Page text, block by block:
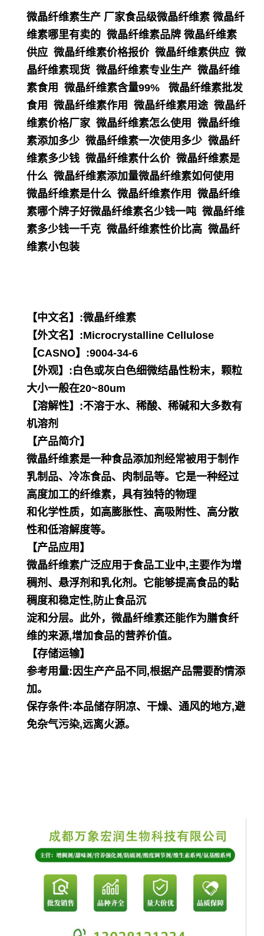
微晶纤维素生产 厂家食品级微晶纤维素 微晶纤
维素哪里有卖的 微晶纤维素品牌 微晶纤维素
供应 微晶纤维素价格报价 微晶纤维素供应 微
晶纤维素现货 微晶纤维素专业生产 微晶纤维
素食用 微晶纤维素含量99% 微晶纤维素批发
食用 微晶纤维素作用 微晶纤维素用途 微晶纤
维素价格厂家 微晶纤维素怎么使用 微晶纤维
素添加多少 微晶纤维素一次使用多少 微晶纤
维素多少钱 微晶纤维素什么价 微晶纤维素是
什么 微晶纤维素添加量微晶纤维素如何使用 
微晶纤维素是什么 微晶纤维素作用 微晶纤维
素哪个牌子好微晶纤维素名少钱一吨 微晶纤维
素多少钱一千克 微晶纤维素性价比高 微晶纤
维素小包装
【中文名】:微晶纤维素
【外文名】:Microcrystalline Cellulose
【CASNO】:9004-34-6
【外观】:白色或灰白色细微结晶性粉末，颗粒
大小一般在20~80um
【溶解性】:不溶于水、稀酸、稀碱和大多数有
机溶剂
【产品简介】
微晶纤维素是一种食品添加剂经常被用于制作
乳制品、冷冻食品、肉制品等。它是一种经过
高度加工的纤维素，具有独特的物理
和化学性质，如高膨胀性、高吸附性、高分散
性和低溶解度等。
【产品应用】
微晶纤维素广泛应用于食品工业中,主要作为增
稠剂、悬浮剂和乳化剂。它能够提高食品的黏
稠度和稳定性,防止食品沉
淀和分层。此外，微晶纤维素还能作为膳食纤
维的来源,增加食品的营养价值。
【存储运输】
参考用量:因生产产品不同,根据产品需要酌情添
加。
保存条件:本品储存阴凉、干燥、通风的地方,避
免杂气污染,远离火源。